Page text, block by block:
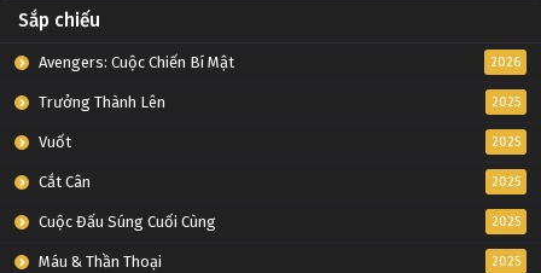
Sắp chiếu
Avengers: Cuộc Chiến Bí Mật 2026
Trưởng Thành Lên 2025
Vuốt 2025
Cắt Cân 2025
Cuộc Đấu Súng Cuối Cùng 2025
Máu & Thần Thoại 2025